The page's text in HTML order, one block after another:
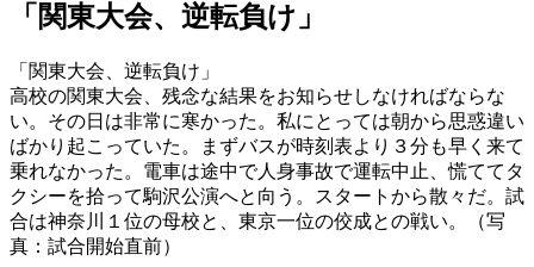
「関東大会、逆転負け」
「関東大会、逆転負け」
高校の関東大会、残念な結果をお知らせしなければならな
い。その日は非常に寒かった。私にとっては朝から思惑違い
ばかり起こっていた。まずバスが時刻表より３分も早く来て
乗れなかった。電車は途中で人身事故で運転中止、慌ててタ
クシーを拾って駒沢公演へと向う。スタートから散々だ。試
合は神奈川１位の母校と、東京一位の佼成との戦い。（写
真：試合開始直前）